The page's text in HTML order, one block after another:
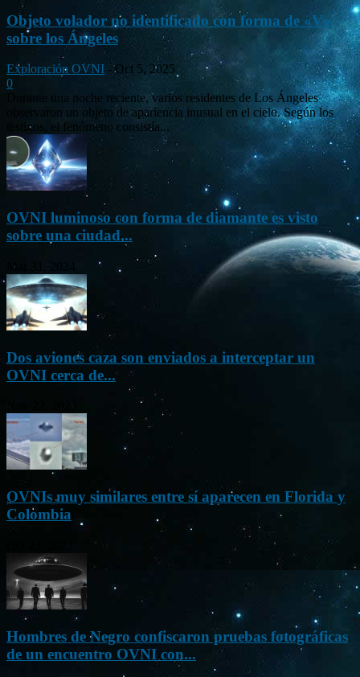
Objeto volador no identificado con forma de «V»
sobre los Ángeles
Exploración OVNI - Oct 5, 2025
0
Durante una noche reciente, varios residentes de Los Ángeles
observaron un objeto de apariencia inusual en el cielo. Según los
testigos, el fenómeno consistía...
OVNI luminoso con forma de diamante es visto
sobre una ciudad...
Mar 31, 2024
Dos aviones caza son enviados a interceptar un
OVNI cerca de...
OVNIs muy similares entre sí aparecen en Florida y
Colombia
Hombres de Negro confiscaron pruebas fotográficas
de un encuentro OVNI con...